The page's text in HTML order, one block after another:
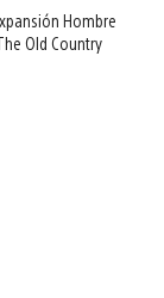
Hombre
Old Country